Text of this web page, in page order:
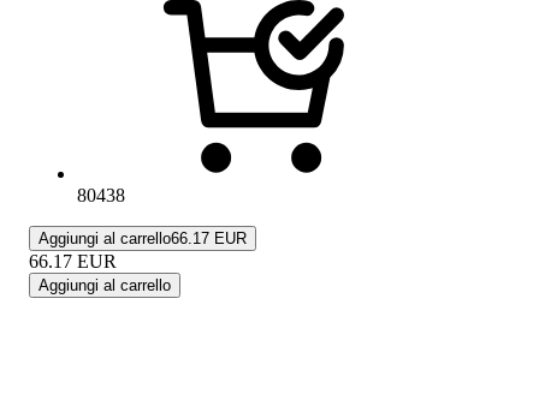
80438
Aggiungi al carrello66.17 EUR
66.17 EUR
Aggiungi al carrello